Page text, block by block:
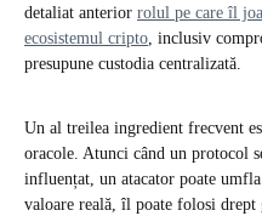
detaliat anterior rolul pe care îl
ecosistemul cripto, inclusiv
presupune custodia centralizată.
Un al treilea ingredient frecvent
oracole. Atunci când un protocol
influențat, un atacator poate
valoare reală, îl poate folosi